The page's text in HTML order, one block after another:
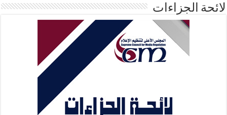
لائحة الجزاءات